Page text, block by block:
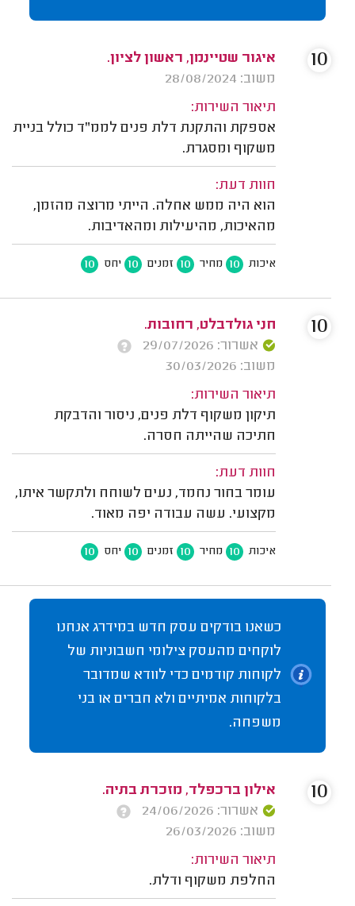
איגור שטיינמן, ראשון לציון.
משוב: 28/08/2024
תיאור השירות:
אספקת והתקנת דלת פנים לממ"ד כולל בניית
משקוף ומסגרת.
חוות דעת:
הוא היה ממש אחלה. הייתי מרוצה מהזמן,
מהאיכות, מהיעילות ומהאדיבות.
איכות 10 מחיר 10 זמנים 10 יחס 10
10
חני גולדבלט, רחובות.
אשרור: 29/07/2026
משוב: 30/03/2026
תיאור השירות:
תיקון משקוף דלת פנים, ניסור והדבקת
חתיכה שהייתה חסרה.
חוות דעת:
עומר בחור נחמד, נעים לשוחח ולתקשר איתו,
מקצועי. עשה עבודה יפה מאוד.
איכות 10 מחיר 10 זמנים 10 יחס 10
10
כשאנו בודקים עסק חדש במידרג אנחנו
לוקחים מהעסק צילומי חשבוניות של
לקוחות קודמים כדי לוודא שמדובר
בלקוחות אמיתיים ולא חברים או בני
משפחה.
אילון ברכפלד, מזכרת בתיה.
אשרור: 24/06/2026
משוב: 26/03/2026
תיאור השירות:
החלפת משקוף ודלת.
10